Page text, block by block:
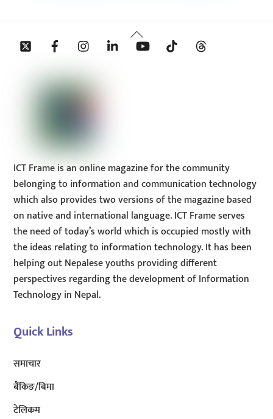
Back
To
Twitter Facebook InstagramLinkedin YouTube Tiktok
ICT Frame is an online magazine for the community
belonging to information and communication technology
which also provides two versions of the magazine based
on native and international language. ICT Frame serves
the need of today’s world which is occupied mostly with
the ideas relating to information technology. It has been
helping out Nepalese youths providing different
perspectives regarding the development of Information
Technology in Nepal.
Quick Links
समाचार
बैंकिङ/बिमा
टेलिकम